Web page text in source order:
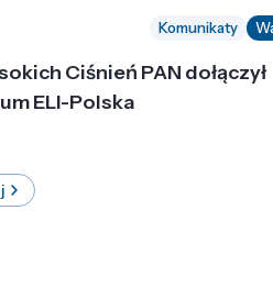
Komunikaty
Ciśnień PAN dołączył
ELI-Polska